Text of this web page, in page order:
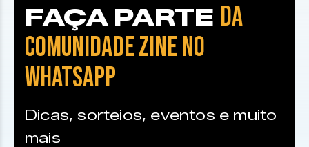
FAÇA PARTE DA
COMUNIDADE ZINE NO
WHATSAPP
Dicas, sorteios, eventos e muito
mais